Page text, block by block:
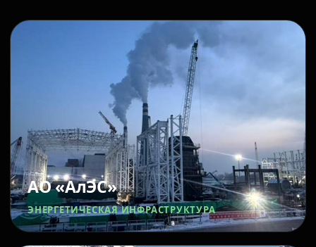
АО «АлЭС»
ЭНЕРГЕТИЧЕСКАЯ ИНФРАСТРУКТУРА